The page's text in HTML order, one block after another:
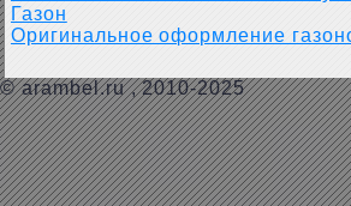
Газон
Оригинальное оформление
© arambel.ru, 2010-2025